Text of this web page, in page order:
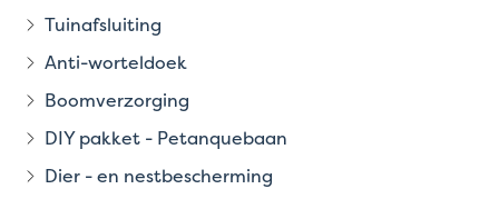
Tuinafsluiting
Anti-worteldoek
Boomverzorging
DIY pakket - Petanquebaan
Dier - en nestbescherming